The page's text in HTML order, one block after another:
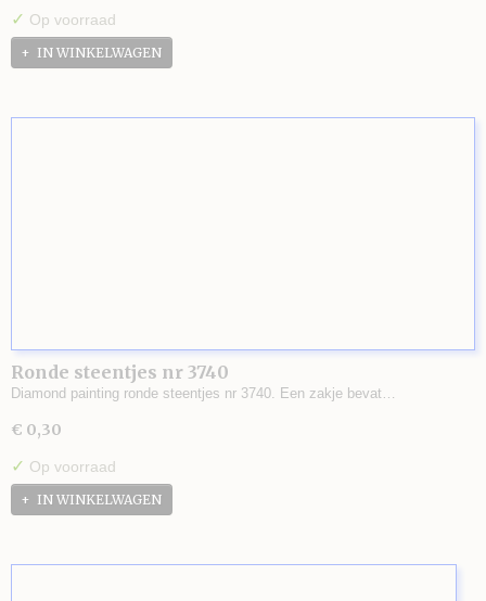
✓ Op voorraad
IN WINKELWAGEN
Ronde steentjes nr 3740
Diamond painting ronde steentjes nr 3740. Een zakje bevat…
€ 0,30
✓ Op voorraad
IN WINKELWAGEN